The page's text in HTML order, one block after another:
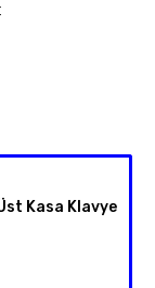
Kasa Klavye